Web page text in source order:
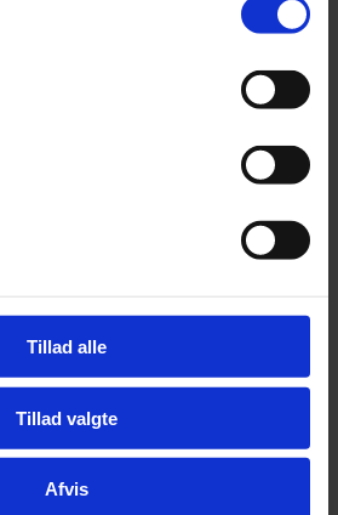
Tillad alle
Tillad valgte
Afvis